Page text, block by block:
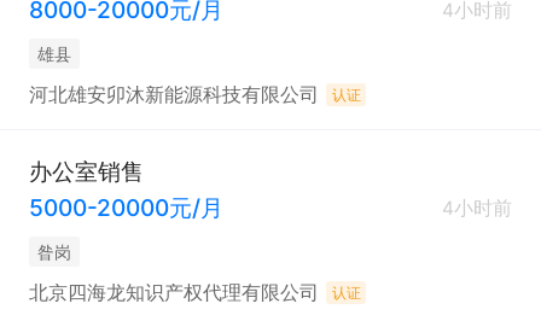
8000-20000元/月
4小时前
雄县
河北雄安卯沐新能源科技有限公司 认证
办公室销售
5000-20000元/月
4小时前
昝岗
北京四海龙知识产权代理有限公司 认证